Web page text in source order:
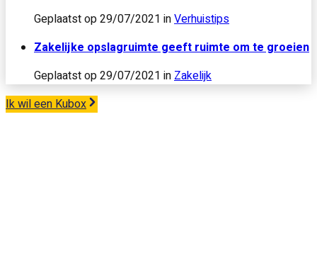
Geplaatst op29/07/2021 inVerhuistips
Zakelijke opslagruimte geeft ruimte om te groeien
Geplaatst op29/07/2021 in Zakelijk
Ik wil een Kubox